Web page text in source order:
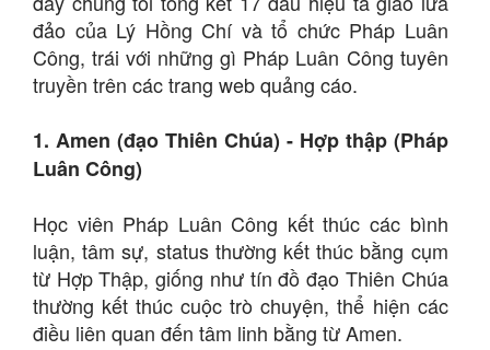
đảo của Lý Hồng Chí và tổ chức Pháp Luân
Công, trái với những gì Pháp Luân Công tuyên
truyền trên các trang web quảng cáo.
1. Amen (đạo Thiên Chúa) - Hợp thập (Pháp
Luân Công)
Học viên Pháp Luân Công kết thúc các bình
luận, tâm sự, status thường kết thúc bằng cụm
từ Hợp Thập, giống như tín đồ đạo Thiên Chúa
thường kết thúc cuộc trò chuyện, thể hiện các
điều liên quan đến tâm linh bằng từ Amen.